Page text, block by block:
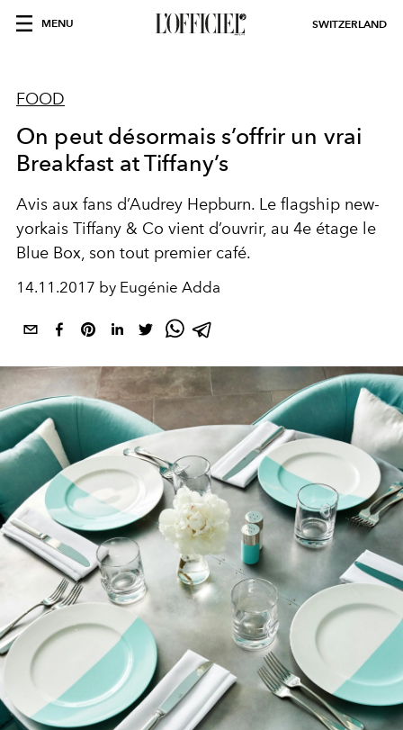
MENU SWITZERLAND
FOOD
On peut désormais s’offrir un vrai
Breakfast at Tiffany’s
Avis aux fans d’Audrey Hepburn. Le flagship new-
yorkais Tiffany & Co vient d’ouvrir, au 4e étage le
Blue Box, son tout premier café.
14.11.2017 by Eugénie Adda